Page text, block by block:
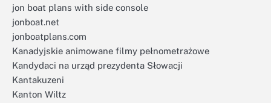
jon boat plans with side console
jonboat.net
jonboatplans.com
Kanadyjskie animowane filmy pełnometrażowe
Kandydaci na urząd prezydenta Słowacji
Kantakuzeni
Kanton Wiltz